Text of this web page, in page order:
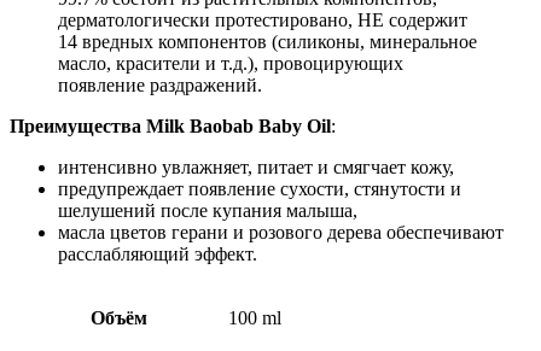
дерматологически протестировано, НЕ содержит
14 вредных компонентов (силиконы, минеральное
масло, красители и т.д.), провоцирующих
появление раздражений.
Преимущества Milk Baobab Baby Oil:
интенсивно увлажняет, питает и смягчает кожу,
предупреждает появление сухости, стянутости и
шелушений после купания малыша,
масла цветов герани и розового дерева обеспечивают
расслабляющий эффект.
Объём 100 ml